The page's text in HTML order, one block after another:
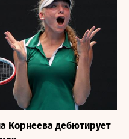
Корнеева дебютирует